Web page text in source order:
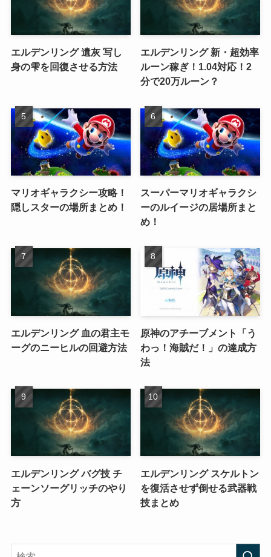
エルデンリング 遺灰 写し
身の雫を回復させる方法
エルデンリング 新・超効率
ルーン稼ぎ！1.04対応！2
分で20万ルーン？
マリオギャラクシー攻略！
隠しスターの場所まとめ！
スーパーマリオギャラクシ
ーのルイージの居場所まと
め！
エルデンリング 血の君主モ
ーグのニーヒルの回避方法
原神のアチーブメント「う
わっ！海賊だ！」の達成方
法
エルデンリング バグ技 チ
ェーンソーグリッチのやり
方
エルデンリング スケルトン
を復活させず倒せる武器戦
技まとめ